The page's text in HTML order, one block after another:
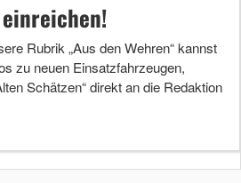
Rubrik „Aus den Wehren“ kannst
zu neuen Einsatzfahrzeugen,
Schätzen“ direkt an die Redaktion